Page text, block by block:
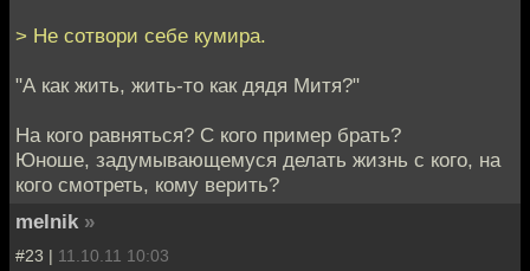
> Не сотвори себе кумира.
"А как жить, жить-то как дядя Митя?"
На кого равняться? С кого пример брать?
Юноше, задумывающемуся делать жизнь с кого, на
кого смотреть, кому верить?
melnik »
#23 | 11.10.11 10:03